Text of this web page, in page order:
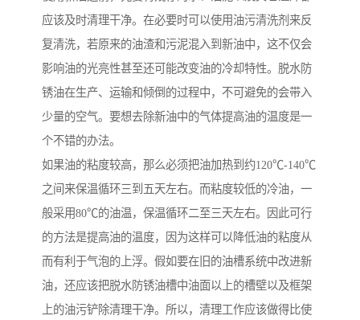
应该及时清理干净。在必要时可以使用油污清洗剂来反
复清洗，若原来的油渣和污泥混入到新油中，这不仅会
影响油的光亮性甚至还可能改变油的冷却特性。脱水防
锈油在生产、运输和倾倒的过程中，不可避免的会带入
少量的空气。要想去除新油中的气体提高油的温度是一
个不错的办法。
如果油的粘度较高，那么必须把油加热到约120℃-140℃
之间来保温循环三到五天左右。而粘度较低的冷油，一
般采用80℃的油温，保温循环二至三天左右。因此可行
的方法是提高油的温度，因为这样可以降低油的粘度从
而有利于气泡的上浮。假如要在旧的油槽系统中改进新
油，还应该把脱水防锈油槽中油面以上的槽壁以及框架
上的油污铲除清理干净。所以，清理工作应该做得比使